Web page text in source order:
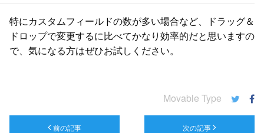
特にカスタムフィールドの数が多い場合など、ドラッグ＆
ドロップで変更するに比べてかなり効率的だと思いますの
で、気になる方はぜひお試しください。
Movable Type
前の記事 次の記事